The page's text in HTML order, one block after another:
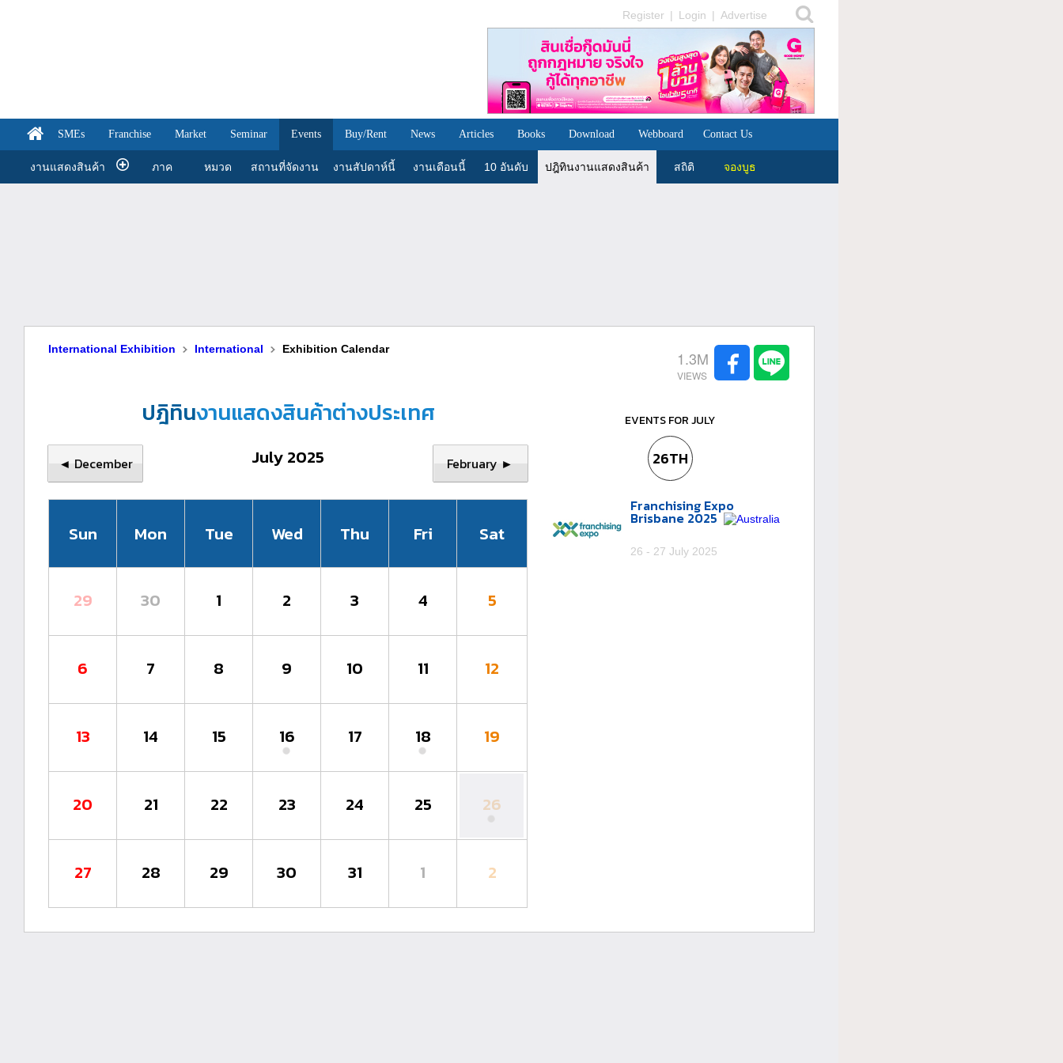
Register | Login | Advertise
SMEs Franchise Market Seminar Events Buy/Rent News Articles Books Download Webboard Contact Us
งานแสดงสินค้า ภาค หมวด สถานที่จัดงาน งานสัปดาห์นี้ งานเดือนนี้ 10 อันดับ ปฎิทินงานแสดงสินค้า สถิติ จองบูธ
International Exhibition International Exhibition Calendar 1.3M
ปฎิทินงานแสดงสินค้าต่างประเทศ
◄ December July 2025 February ►
Sun Mon Tue Wed Thu Fri Sat
29 30 1 2 3 4 5
6 7 8 9 10 11 12
13 14 15 16 17 18 19
20 21 22 23 24 25 26
27 28 29 30 31 1 2
EVENTS FOR JULY
26TH
Franchising Expo
Brisbane 2025
26 - 27 July 2025